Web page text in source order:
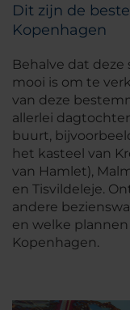
Dit zijn de
Kopenhagen
Behalve dat
mooi is om te
van deze
allerlei
buurt,
het kasteel van
van Hamlet),
en Tisvildeleje.
andere
en welke
Kopenhagen.